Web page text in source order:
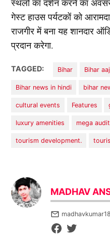
स्थलों का दर्शन करने का
गेस्ट हाउस पर्यटकों को
राजगीर में बना यह शानदार
प्रदान करेगा.
TAGGED: Bihar Bihar
Bihar news in hindi bihar
cultural events Features
luxury amenities mega
tourism development.
MADHAV